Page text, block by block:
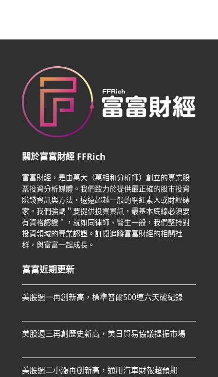
關於富富財經 FFRich
富富財經，是由萬大（萬相和分析師）創立的專業股
票投資分析媒體。我們致力於提供最正確的股市投資
賺錢資訊與方法，遠遠超越一般的網紅素人或財經磚
家。 我們強調＂要提供投資資訊，最基本底線必須要
有資格認證＂，就如同律師、醫生一般，我們堅持對
投資領域的專業認證。 訂閱追蹤富富財經的相關社
群，與富富一起成長。
富富近期更新
美股週一再創新高，標準普爾500連六天破紀錄
美股週三再創歷史新高，美日貿易協議提振市場
美股週二小漲再創新高，通用汽車財報超預期